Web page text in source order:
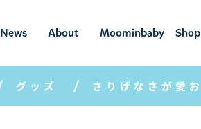
News
ニュ
ース
About
ムーミン
について
Moominbaby
ムーミンベ
ビー
Shop
ショ
ップ
グッズ